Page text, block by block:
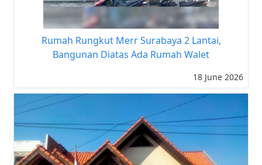
Rumah Rungkut Merr Surabaya 2 Lantai,
Bangunan Diatas Ada Rumah Walet
18 June 2026